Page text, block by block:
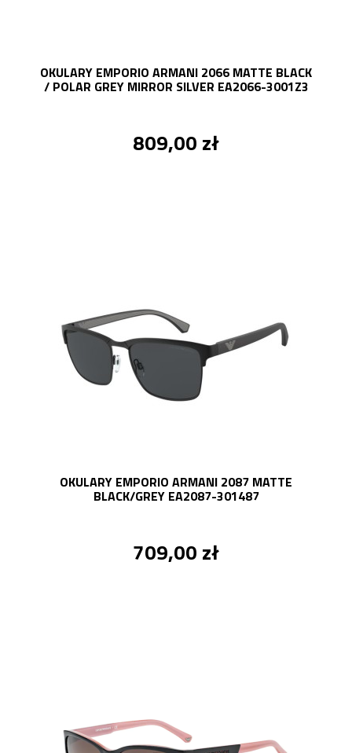
OKULARY EMPORIO ARMANI 2066 MATTE BLACK
/ POLAR GREY MIRROR SILVER EA2066-3001Z3
809,00 zł
OKULARY EMPORIO ARMANI 2087 MATTE
BLACK/GREY EA2087-301487
709,00 zł